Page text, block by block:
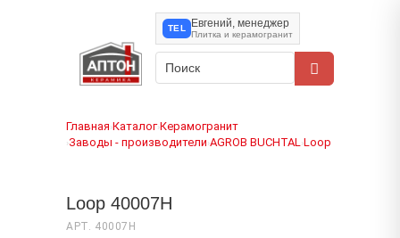
TEL
Евгений, менеджер
Плитка и керамогранит
Главная›Каталог›Керамогранит
›Заводы - производители›AGROB BUCHTAL›Loop
Loop 40007H
АРТ. 40007H